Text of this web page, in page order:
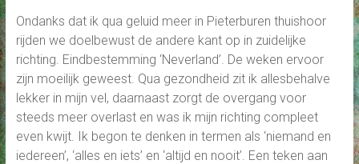
Ondanks dat ik qua geluid meer in Pieterburen thuishoor
rijden we doelbewust de andere kant op in zuidelijke
richting. Eindbestemming ‘Neverland’. De weken ervoor
zijn moeilijk geweest. Qua gezondheid zit ik allesbehalve
lekker in mijn vel, daarnaast zorgt de overgang voor
steeds meer overlast en was ik mijn richting compleet
even kwijt. Ik begon te denken in termen als ‘niemand en
iedereen’, ‘alles en iets’ en ‘altijd en nooit’. Een teken aan